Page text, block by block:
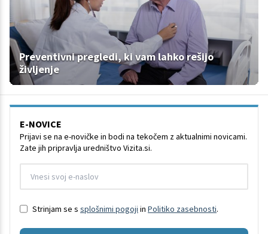
Preventivni pregledi, ki vam lahko rešijo
življenje
E-NOVICE
Prijavi se na e-novičke in bodi na tekočem z aktualnimi novicami.
Zate jih pripravlja uredništvo Vizita.si.
Strinjam se s splošnimi pogoji in Politiko zasebnosti.